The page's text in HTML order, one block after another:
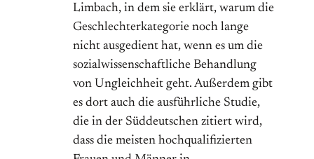
Limbach, in dem sie erklärt, warum die
Geschlechterkategorie noch lange
nicht ausgedient hat, wenn es um die
sozialwissenschaftliche Behandlung
von Ungleichheit geht. Außerdem gibt
es dort auch die ausführliche Studie,
die in der Süddeutschen zitiert wird,
dass die meisten hochqualifizierten